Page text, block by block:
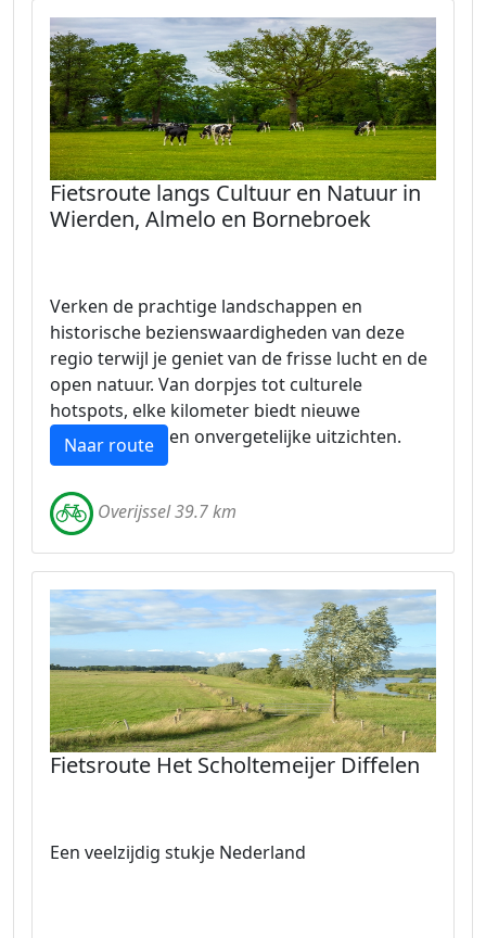
Fietsroute langs Cultuur en Natuur in
Wierden, Almelo en Bornebroek
Verken de prachtige landschappen en
historische bezienswaardigheden van deze
regio terwijl je geniet van de frisse lucht en de
open natuur. Van dorpjes tot culturele
hotspots, elke kilometer biedt nieuwe
ontdekkingen en onvergetelijke uitzichten.
Naar route
Overijssel 39.7 km
Fietsroute Het Scholtemeijer Diffelen
Een veelzijdig stukje Nederland